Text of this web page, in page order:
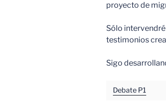
proyecto de
Sólo
testimonios
Sigo
Debate P1